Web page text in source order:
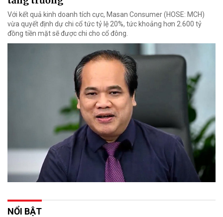
Với kết quả kinh doanh tích cực, Masan Consumer (HOSE: MCH)
vừa quyết định dự chi cổ tức tỷ lệ 20%, tức khoảng hơn 2.600 tỷ
đồng tiền mặt sẽ được chi cho cổ đông.
NỔI BẬT